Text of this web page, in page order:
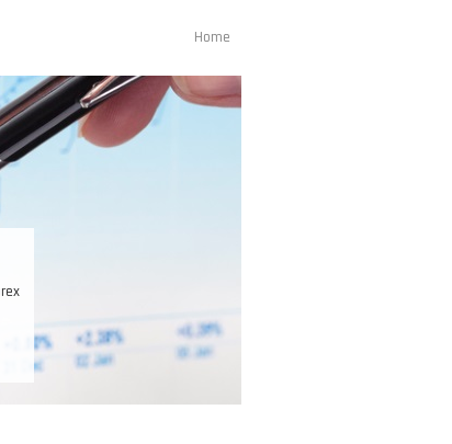
navigation
Home